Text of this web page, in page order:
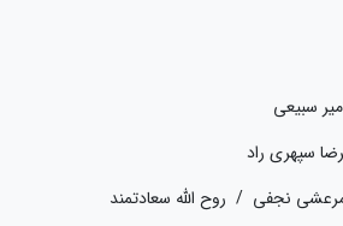
سبیعی
سپهری راد
نجفی / روح الله سعادتمند